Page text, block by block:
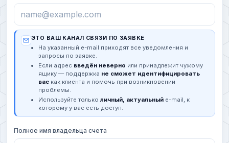
ЭТО ВАШ КАНАЛ СВЯЗИ ПО ЗАЯВКЕ
На указанный e-mail приходят все уведомления и
запросы по заявке.
Если адрес введён неверно или принадлежит чужому
ящику — поддержка не сможет идентифицировать
вас как клиента и помочь при возникновении
проблемы.
Используйте тольколичный, актуальный e-mail, к
которому у вас есть доступ.
Полное имя владельца счета